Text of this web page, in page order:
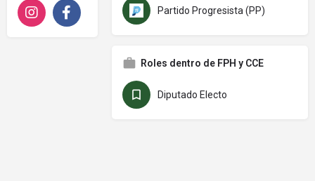
InstagramFacebook Partido Progresista (PP)
Roles dentro de FPH y CCE
Diputado Electo